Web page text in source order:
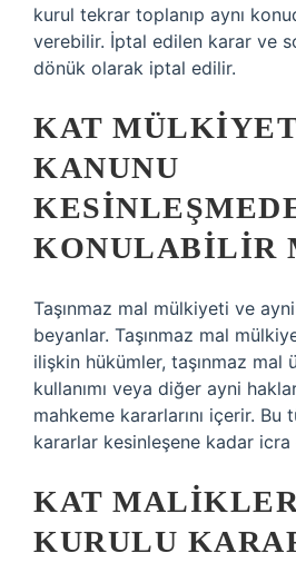
kurul tekrar toplanıp aynı
verebilir. İptal edilen karar ve
dönük olarak iptal edilir.
KAT
KANUNU
KONULABILIR
Taşınmaz mal mülkiyeti ve
beyanlar. Taşınmaz mal
ilişkin hükümler, taşınmaz mal
kullanımı veya diğer ayni
mahkeme kararlarını içerir.
kararlar kesinleşene kadar icra
KAT
KURULU